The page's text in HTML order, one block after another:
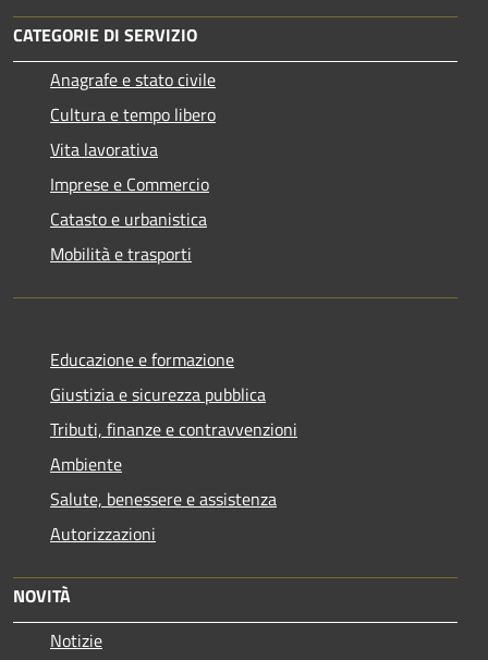
CATEGORIE DI SERVIZIO
Anagrafe e stato civile
Cultura e tempo libero
Vita lavorativa
Imprese e Commercio
Catasto e urbanistica
Mobilità e trasporti
Educazione e formazione
Giustizia e sicurezza pubblica
Tributi, finanze e contravvenzioni
Ambiente
Salute, benessere e assistenza
Autorizzazioni
NOVITÀ
Notizie